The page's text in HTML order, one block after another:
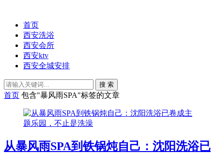
首页
西安洗浴
西安会所
西安ktv
西安全城安排
搜 索
首页 包含"暴风雨SPA"标签的文章
从暴风雨SPA到铁锅炖自己：沈阳洗浴已